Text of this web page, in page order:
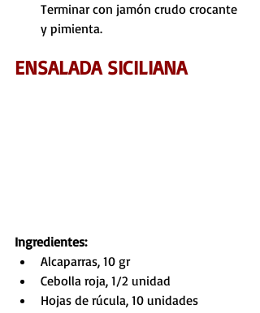
Terminar con jamón crudo crocante
y pimienta.
ENSALADA SICILIANA
Ingredientes:
Alcaparras, 10 gr
Cebolla roja, 1/2 unidad
Hojas de rúcula, 10 unidades